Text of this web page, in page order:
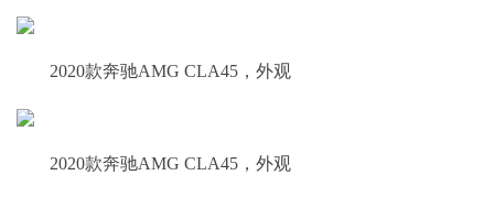
2020款奔驰AMG CLA45，外观
2020款奔驰AMG CLA45，外观